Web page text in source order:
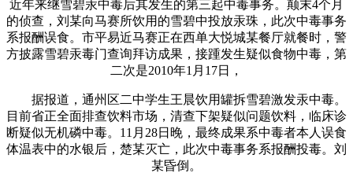
近年来继雪碧汞中毒后其发生的第三起中毒事务。颠末4个月
的侦查，刘某向马赛所饮用的雪碧中投放汞珠，此次中毒事务
系报酬误食。市平易近马赛正在西单大悦城某餐厅就餐时，警
方披露雪碧汞毒门查询拜访成果，接踵发生疑似食物中毒，第
二次是2010年1月17日，
据报道，通州区二中学生王晨饮用罐拆雪碧激发汞中毒。
目前省正全面排查饮料市场，清查下架疑似问题饮料，临床诊
断疑似无机磷中毒。11月28日晚，最终成果系中毒者本人误食
体温表中的水银后，楚某灭亡，此次中毒事务系报酬投毒。刘
某昏倒。